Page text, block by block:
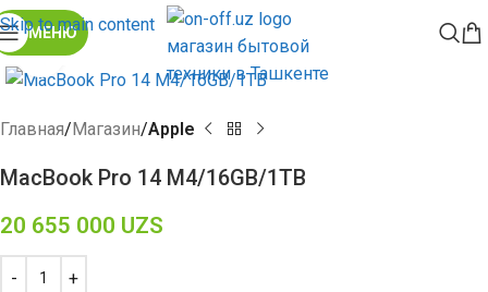
Skip to main content
МЕНЮ
Click to enlarge
Главная Магазин Apple
MacBook Pro 14 M4/16GB/1TB
20 655 000 UZS